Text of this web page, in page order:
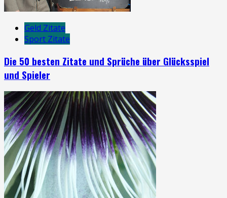
Geld Zitate
Sport Zitate
Die 50 besten Zitate und Sprüche über Glücksspiel
und Spieler